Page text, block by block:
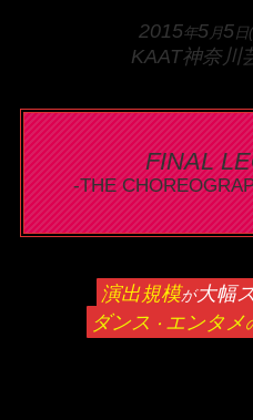
2015年5 月5日
KAAT神奈川
FINAL
-THE
演出規模が大幅
ダンス ・ エンタメ